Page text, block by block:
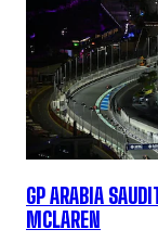
GP ARABIA
MCLAREN